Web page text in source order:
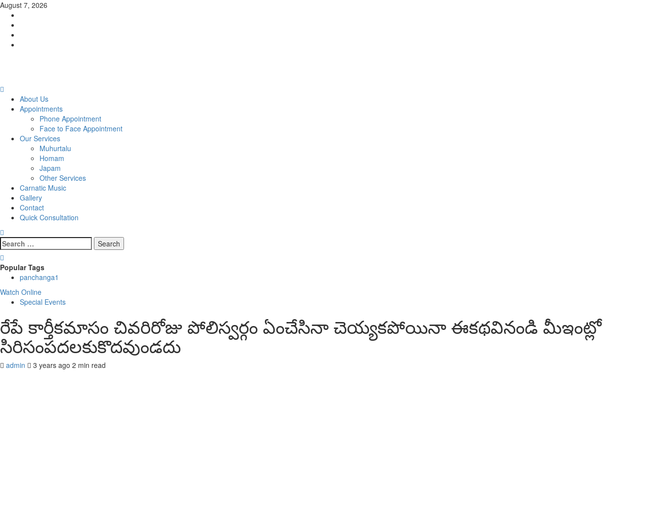
Skip
content
August 7, 2026
MenuAbout Us
Appointments
Phone Appointment
Face to Face Appointment
Our Services
Muhurtalu
Homam
Japam
Other Services
Carnatic Music
Gallery
Contact
Quick Consultation
Search
for:
Popular Tags
panchanga1
Watch Online
Special Events
రేపే కార్తీకమాసం చివరిరోజు పోలిస్వర్గం ఏంచేసినా చెయ్యకపోయినా ఈకథవినండి మీఇంట్లో
సిరిసంపదలకుకొదవుండదు
admin 3 years ago 2 min read